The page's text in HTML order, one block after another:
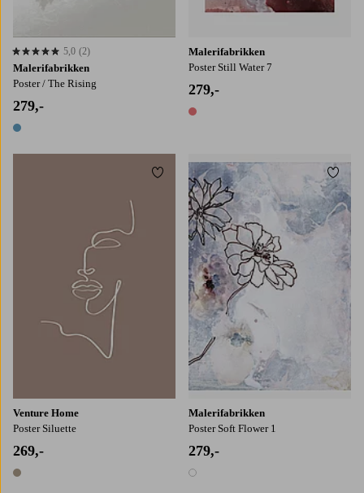
Malerifabrikken
Poster / The Rising
279,-
1 farge
5,0 basert på 2 karaktergivninger
5,0 (2)
Malerifabrikken
Poster Still Water 7
279,-
1 farge
Venture Home
Poster Siluette
269,-
1 farge
Legg til favoritter
Malerifabrikken
Poster Soft Flower 1
279,-
1 farge
30x4050x70 70x100